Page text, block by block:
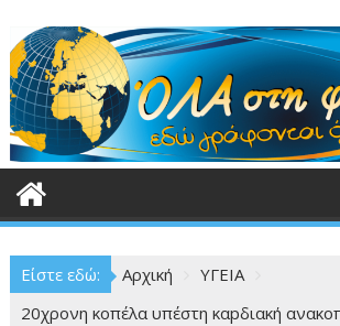
στο
περιεχόμενο
Είστε εδώ: Αρχική
ΥΓΕΙΑ
20χρονη κοπέλα υπέστη καpδιακή